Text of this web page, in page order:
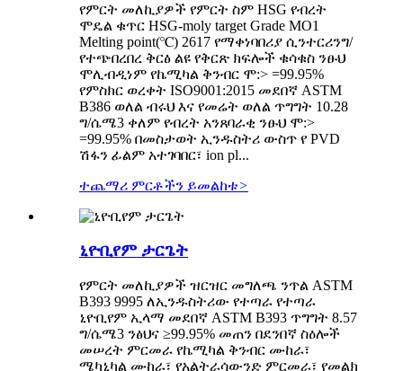
የምርት መለኪያዎች የምርት ስም HSG የብረት
ሞዴል ቁጥር HSG-moly target Grade MO1
Melting point(℃) 2617 የማቀነባበሪያ ሲንተርሪንግ/
የተጭበረበረ ቅርፅ ልዩ የቅርጽ ክፍሎች ቁሳቁስ ንፁህ
ሞሊብዲነም የኬሚካል ቅንብር ሞ:> =99.95%
የምስክር ወረቀት ISO9001:2015 መደበኛ ASTM
B386 ወለል ብሩህ እና የመሬት ወለል ጥግግት 10.28
ግ/ሴሜ3 ቀለም የብረት አንጸባራቂ ንፁህ ሞ:>
=99.95% በመስታወት ኢንዱስትሪ ውስጥ የ PVD
ሽፋን ፊልም አተገባበር፣ ion pl...
ተጨማሪ ምርቶችን ይመልከቱ>
ኒዮቢየም ታርጌት
የምርት መለኪያዎች ዝርዝር መግለጫ ንጥል ASTM
B393 9995 ለኢንዱስትሪው የተጣራ የተጣራ
ኒዮቢየም ኢላማ መደበኛ ASTM B393 ጥግግት 8.57
ግ/ሴሜ3 ንፅህና ≥99.95% መጠን በደንበኛ ስዕሎች
መሠረት ምርመራ የኬሚካል ቅንብር ሙከራ፣
ሜካኒካል ሙከራ፣ የአልትራሳውንድ ምርመራ፣ የመልክ